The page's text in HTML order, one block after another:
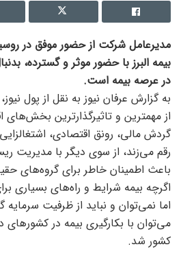
مدیرعامل شرکت از حضور موفق در
بیمه البرز با حضور موثر و گسترده،
در عرصه بیمه است.
به گزارش عرفان نیوز به نقل از پول
از مهمترین و تاثیرگذارترین
گردش مالی، رونق اقتصادی،
رقم می‌زند، از سوی دیگر با مدیریت
باعث اطمینان خاطر برای گروه‌های
اگرچه بیمه شرایط و راه‌های بسیاری
اما نمی‌توان و نباید از ظرفیت
می‌توان با بکارگیری بیمه در کشور‌های
کشور شد.